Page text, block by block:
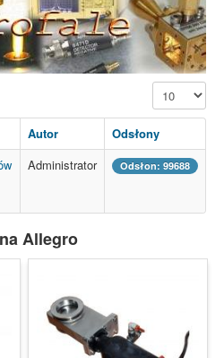
Pokaż #
Autor
Odsłony
Administrator Odsłon: 99688
Allegro